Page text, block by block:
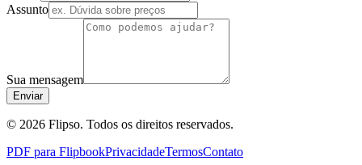
Assunto
Sua mensagem
Enviar
© 2026 Flipso. Todos os direitos reservados.
PDF para FlipbookPrivacidadeTermosContato